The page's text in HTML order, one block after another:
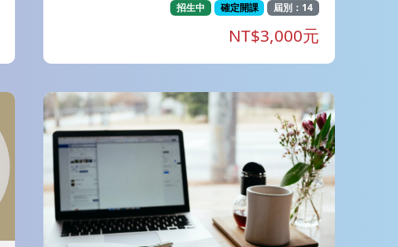
為了增強自己的體能，研發出的運動。 同時被用
為第一次世界大戰士兵受傷後的復健。 因此皮拉
提斯最早就和復健、物理治療、運動科學有著密不
可分的關係。 透過安全、漸進式的動作設計, 能
強核心肌群、訓練身體的穩定度及協調性」 為初
學者最入門的的選擇！只需要一張瑜珈墊就可以開
始訓練。 課程目標：在正確的呼吸方式下，經由
動作層層堆疊之引導，安全又精準地訓練肢體，
達到控制核心，脊椎穩定，肌肉延展之效果。 *矯
正日常不良姿勢造成的失衡體態。 *雕塑體線讓身
型變得修長而均勻。 *透過皮拉提斯呼吸法，集中
注意力，安全精準流暢地執行每一個動作， 完美
雕塑，開心減壓，對抗老化，達到身心靈合一。 *
招生中 確定開課 屆別：14
NT$3,000元